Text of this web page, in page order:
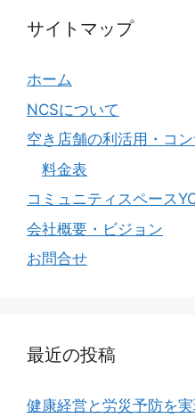
サイトマップ
ホーム
NCSについて
空き店舗の利活用・コ
料金表
コミュニティスペース
会社概要・ビジョン
お問合せ
最近の投稿
健康経営と労災予防を